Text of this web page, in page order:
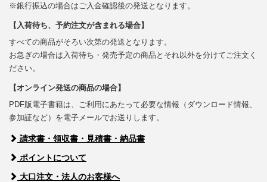
※銀行振込の場合はご入金確認後の発送となります。
【入荷待ち、予約注文が含まれる場合】
すべての商品がそろい次第の発送となります。
お急ぎの場合は入荷待ち・発売予定の商品とそれ以外を分けてご注文く
ださい。
【オンライン発送の商品の場合】
PDF版電子書籍は、ご利用にあたって必要な情報（ダウンロード情報、
参加証など）を電子メールでお送りします。
請求書・領収書・見積書・納品書
ポイントについて
大口注文・法人のお客様へ